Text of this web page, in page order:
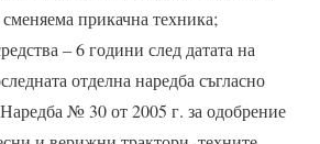
прикачна техника;
– 6 години след датата на
отделна наредба съгласно
№ 30 от 2005 г. за одобрение